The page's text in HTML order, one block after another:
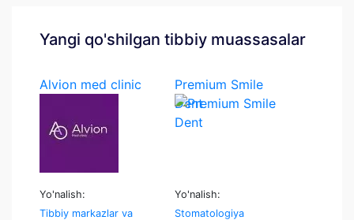
Yangi qo'shilgan tibbiy muassasalar
Alvion med clinic
Yo'nalish:
Tibbiy markazlar va
Premium Smile
Dent
Yo'nalish:
Stomatologiya